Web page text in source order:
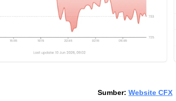
Sumber: Website CFX